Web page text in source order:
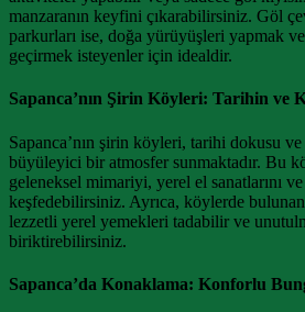
manzaranın keyfini çıkarabilirsiniz. Göl
parkurları ise, doğa yürüyüşleri yapmak
geçirmek isteyenler için idealdir.
Sapanca’nın Şirin Köyleri: Tarihin ve
Sapanca’nın şirin köyleri, tarihi dokusu
büyüleyici bir atmosfer sunmaktadır. Bu
geleneksel mimariyi, yerel el sanatlarını ve
keşfedebilirsiniz. Ayrıca, köylerde
lezzetli yerel yemekleri tadabilir ve
biriktirebilirsiniz.
Sapanca’da Konaklama: Konforlu